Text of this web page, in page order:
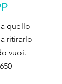
quello
ritirarlo
vuoi.